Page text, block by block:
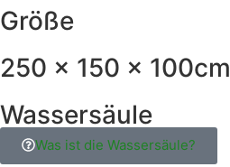
Größe
250 x 150 x 100cm
Wassersäule
Was ist die Wassersäule?